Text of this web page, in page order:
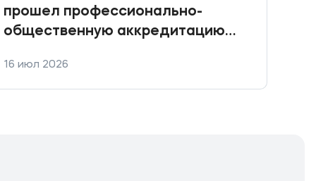
прошел профессионально-
общественную аккредитацию
направлений подготовки
16 июл 2026